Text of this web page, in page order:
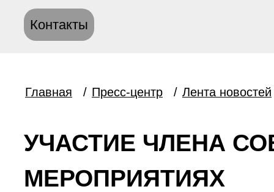
Контакты
Главная / Пресс-центр / Лента новостей
УЧАСТИЕ ЧЛЕНА
МЕРОПРИЯТИЯХ